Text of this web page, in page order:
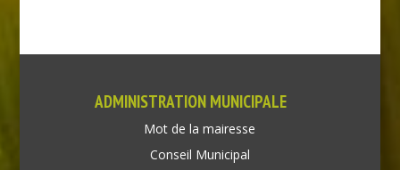
ADMINISTRATION MUNICIPALE
Mot de la mairesse
Conseil Municipal